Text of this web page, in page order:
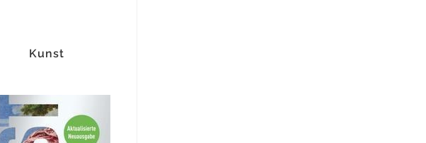
Kunst